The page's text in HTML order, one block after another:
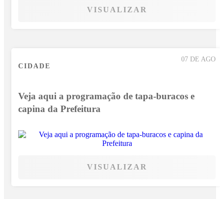
VISUALIZAR
07 DE AGO
CIDADE
Veja aqui a programação de tapa-buracos e
capina da Prefeitura
VISUALIZAR